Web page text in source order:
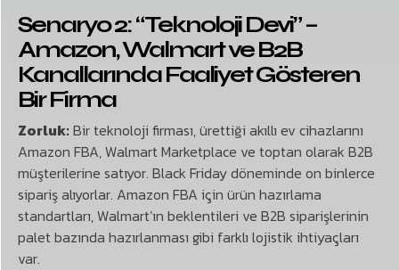
Senaryo 2: “Teknoloji Devi” –
Amazon, Walmart ve B2B
Kanallarında Faaliyet Gösteren
Bir Firma
Zorluk: Bir teknoloji firması, ürettiği akıllı ev cihazlarını
Amazon FBA, Walmart Marketplace ve toptan olarak B2B
müşterilerine satıyor. Black Friday döneminde on binlerce
sipariş alıyorlar. Amazon FBA için ürün hazırlama
standartları, Walmart’ın beklentileri ve B2B siparişlerinin
palet bazında hazırlanması gibi farklı lojistik ihtiyaçları
var.